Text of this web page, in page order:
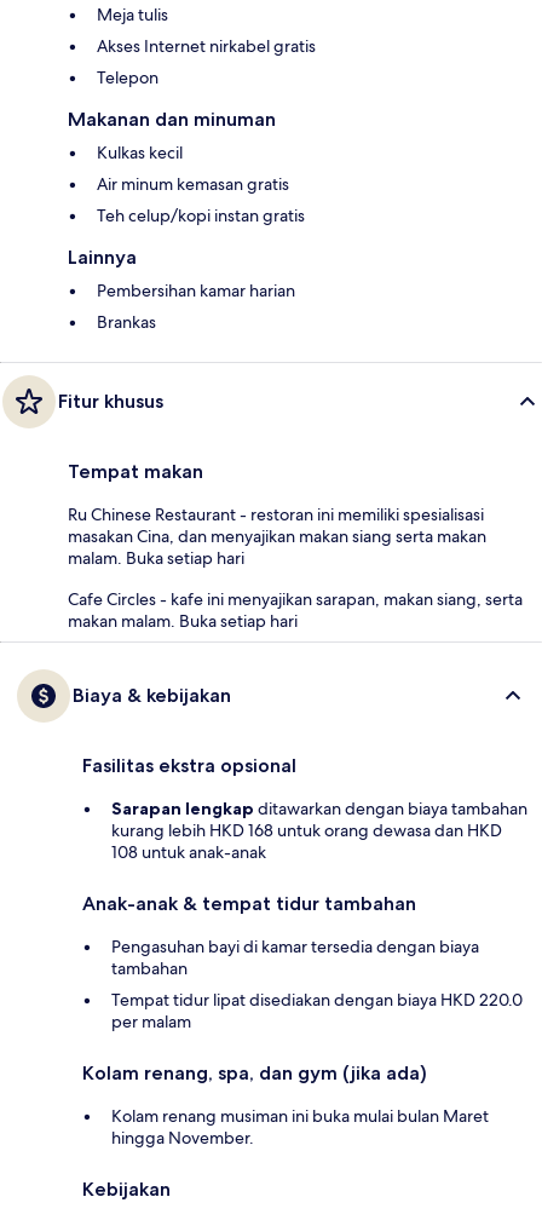
Meja tulis
Akses Internet nirkabel gratis
Telepon
Makanan dan minuman
Kulkas kecil
Air minum kemasan gratis
Teh celup/kopi instan gratis
Lainnya
Pembersihan kamar harian
Brankas
Fitur khusus
Tempat makan
Ru Chinese Restaurant - restoran ini memiliki spesialisasi
masakan Cina, dan menyajikan makan siang serta makan
malam. Buka setiap hari
Cafe Circles - kafe ini menyajikan sarapan, makan siang, serta
makan malam. Buka setiap hari
Biaya & kebijakan
Fasilitas ekstra opsional
Sarapan lengkap ditawarkan dengan biaya tambahan
kurang lebih HKD 168 untuk orang dewasa dan HKD
108 untuk anak-anak
Anak-anak & tempat tidur tambahan
Pengasuhan bayi di kamar tersedia dengan biaya
tambahan
Tempat tidur lipat disediakan dengan biaya HKD 220.0
per malam
Kolam renang, spa, dan gym (jika ada)
Kolam renang musiman ini buka mulai bulan Maret
hingga November.
Kebijakan